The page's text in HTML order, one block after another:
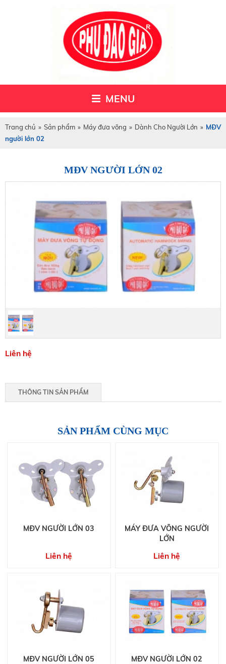
MENU
Trang chủ » Sản phẩm » Máy đưa võng » Dành Cho Người Lớn » MĐV
người lớn 02
MĐV NGƯỜI LỚN 02
Liên hệ
THÔNG TIN SẢN PHẨM
SẢN PHẨM CÙNG MỤC
MĐV NGƯỜI LỚN 03
Liên hệ
MÁY ĐƯA VÕNG NGƯỜI
LỚN
Liên hệ
MĐV NGƯỜI LỚN 05 MĐV NGƯỜI LỚN 02